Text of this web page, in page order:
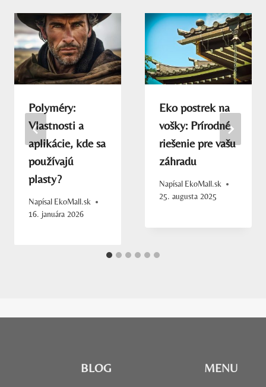
Polyméry:
Vlastnosti a
aplikácie, kde sa
používajú
plasty?
Napísal EkoMall.sk
16. januára 2026
Eko postrek na
vošky: Prírodné
riešenie pre vašu
záhradu
Napísal EkoMall.sk
25. augusta 2025
BLOG MENU